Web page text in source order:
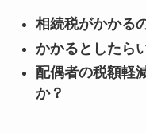
相続税がかかる
かかるとしたら
配偶者の税額軽
か？